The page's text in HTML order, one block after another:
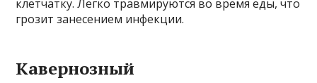
клетчатку. Легко травмируются во время еды, что
грозит занесением инфекции.
Кавернозный